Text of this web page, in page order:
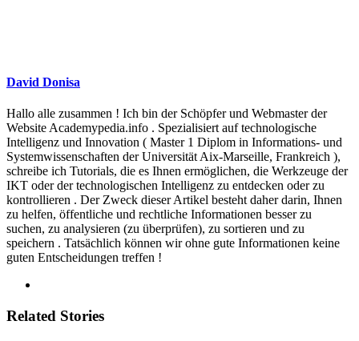
David Donisa
Hallo alle zusammen ! Ich bin der Schöpfer und Webmaster der
Website Academypedia.info . Spezialisiert auf technologische
Intelligenz und Innovation ( Master 1 Diplom in Informations- und
Systemwissenschaften der Universität Aix-Marseille, Frankreich ),
schreibe ich Tutorials, die es Ihnen ermöglichen, die Werkzeuge der
IKT oder der technologischen Intelligenz zu entdecken oder zu
kontrollieren . Der Zweck dieser Artikel besteht daher darin, Ihnen
zu helfen, öffentliche und rechtliche Informationen besser zu
suchen, zu analysieren (zu überprüfen), zu sortieren und zu
speichern . Tatsächlich können wir ohne gute Informationen keine
guten Entscheidungen treffen !
Related Stories